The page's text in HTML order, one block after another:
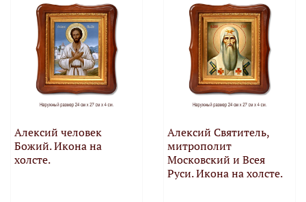
Алексий человек
Божий. Икона на
холсте.
Алексий Святитель,
митрополит
Московский и Всея
Руси. Икона на холсте.